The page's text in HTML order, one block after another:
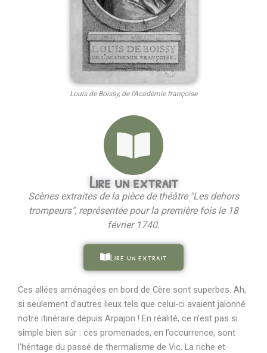
Louis de Boissy, de l'Académie françoise
Lire un extrait
Scènes extraites de la pièce de théâtre "Les dehors
trompeurs", représentée pour la première fois le 18
février 1740.
Lire un extrait
Ces allées aménagées en bord de Cère sont superbes. Ah,
si seulement d’autres lieux tels que celui-ci avaient jalonné
notre itinéraire depuis Arpajon ! En réalité, ce n’est pas si
simple bien sûr : ces promenades, en l’occurrence, sont
l’héritage du passé de thermalisme de Vic. La riche et